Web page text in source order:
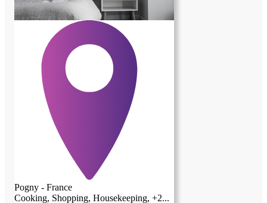
Pogny - France
Cooking, Shopping, Housekeeping, +2...